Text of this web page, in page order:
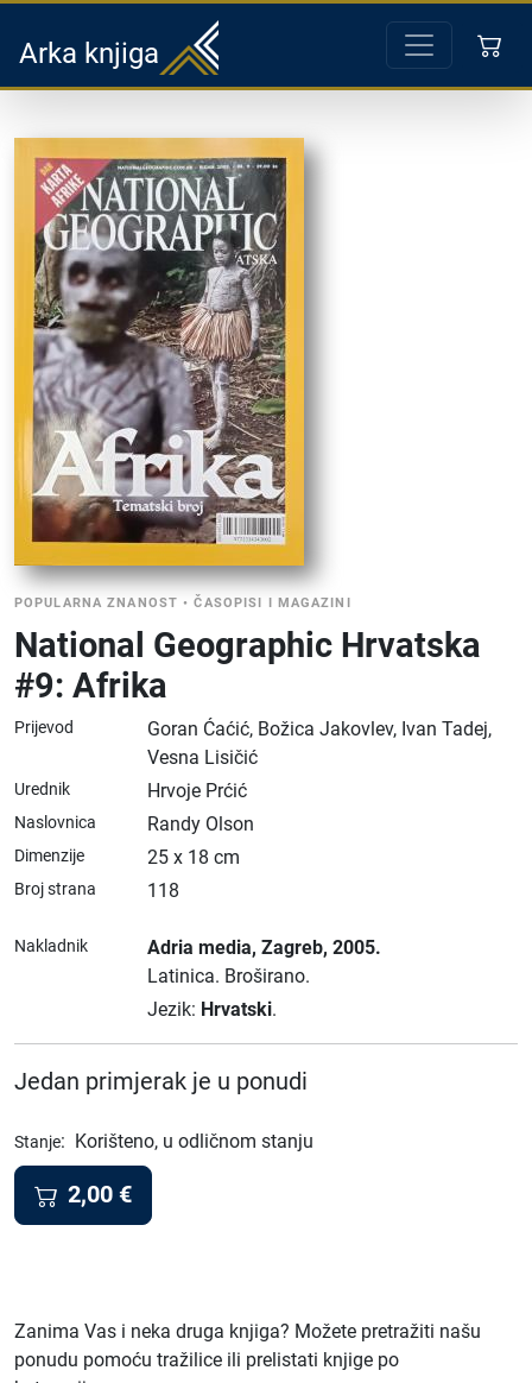
Arka knjiga
POPULARNA ZNANOST •ČASOPISI I MAGAZINI
National Geographic Hrvatska
#9: Afrika
Prijevod
Goran Ćaćić, Božica Jakovlev, Ivan Tadej,
Vesna Lisičić
Urednik Hrvoje Prćić
Naslovnica Randy Olson
Dimenzije 25 x 18 cm
Broj strana 118
Nakladnik Adria media, Zagreb, 2005.
Latinica. Broširano.
Jezik: Hrvatski.
Jedan primjerak je u ponudi
Stanje: Korišteno, u odličnom stanju
2,00 €
Zanima Vas i neka druga knjiga? Možete pretražiti našu
ponudu pomoću tražilice ili prelistati knjige po